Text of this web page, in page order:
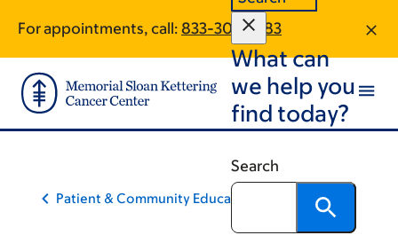
main
content
footer
For appointments, call: 833-303-2383
What can
we help you
find today?
Search
Patient & Community Education